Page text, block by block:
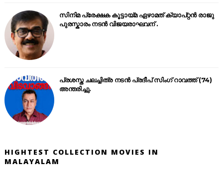
സിനിമ പ്രേക്ഷക കൂട്ടായ്മ ഏഴാമത് ക്യാപ്റ്റൻ രാജു
പുരസ്കാരം നടൻ വിജയരാഘവന് .
പ്രശസ്ത ചലച്ചിത്ര നടൻ പ്രദീപ് സിംഗ് റാവത്ത് (74)
അന്തരിച്ചു.
HIGHTEST COLLECTION MOVIES IN
MALAYALAM